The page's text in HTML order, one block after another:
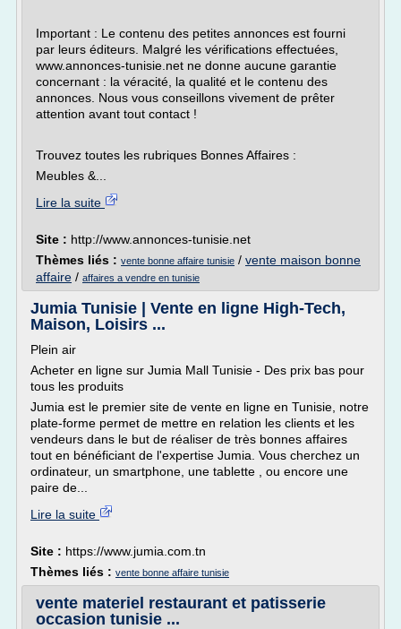
Important : Le contenu des petites annonces est fourni
par leurs éditeurs. Malgré les vérifications effectuées,
www.annonces-tunisie.net ne donne aucune garantie
concernant : la véracité, la qualité et le contenu des
annonces. Nous vous conseillons vivement de prêter
attention avant tout contact !
Trouvez toutes les rubriques Bonnes Affaires :
Meubles &...
Lire la suite
Site : http://www.annonces-tunisie.net
Thèmes liés : vente bonne affaire tunisie / vente maison bonne
affaire / affaires a vendre en tunisie
Jumia Tunisie | Vente en ligne High-Tech,
Maison, Loisirs ...
Plein air
Acheter en ligne sur Jumia Mall Tunisie - Des prix bas pour
tous les produits
Jumia est le premier site de vente en ligne en Tunisie, notre
plate-forme permet de mettre en relation les clients et les
vendeurs dans le but de réaliser de très bonnes affaires
tout en bénéficiant de l'expertise Jumia. Vous cherchez un
ordinateur, un smartphone, une tablette , ou encore une
paire de...
Lire la suite
Site : https://www.jumia.com.tn
Thèmes liés : vente bonne affaire tunisie
vente materiel restaurant et patisserie
occasion tunisie ...